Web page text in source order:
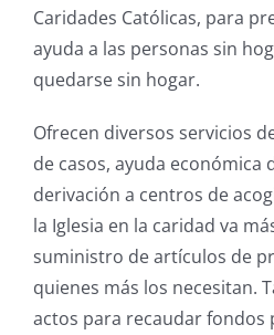
Caridades Católicas, para
ayuda a las personas sin
quedarse sin hogar.
Ofrecen diversos servicios
de casos, ayuda económica
derivación a centros de
la Iglesia en la caridad va
suministro de artículos de
quienes más los necesitan.
actos para recaudar fondos